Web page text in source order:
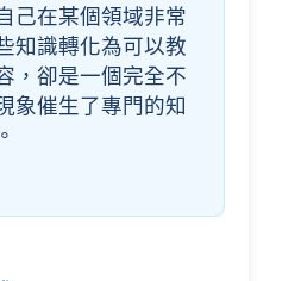
己在某個領域非常
知識轉化為可以教
，卻是一個完全不
象催生了專門的知